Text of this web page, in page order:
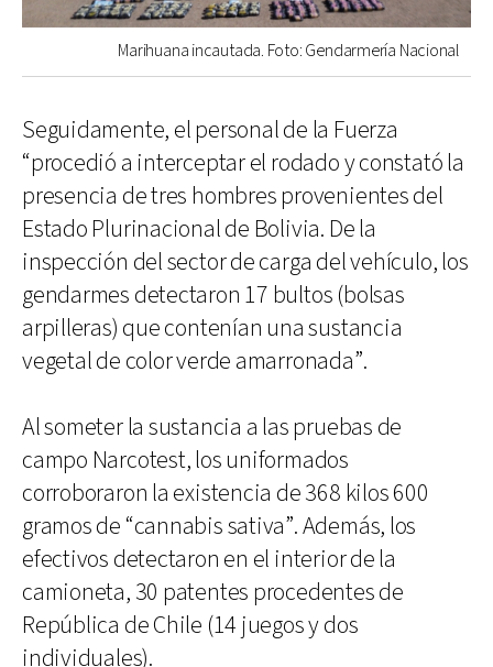
Marihuana incautada. Foto: Gendarmería Nacional
Seguidamente, el personal de la Fuerza
“procedió a interceptar el rodado y constató la
presencia de tres hombres provenientes del
Estado Plurinacional de Bolivia. De la
inspección del sector de carga del vehículo, los
gendarmes detectaron 17 bultos (bolsas
arpilleras) que contenían una sustancia
vegetal de color verde amarronada”.
Al someter la sustancia a las pruebas de
campo Narcotest, los uniformados
corroboraron la existencia de 368 kilos 600
gramos de “cannabis sativa”. Además, los
efectivos detectaron en el interior de la
camioneta, 30 patentes procedentes de
República de Chile (14 juegos y dos
individuales).